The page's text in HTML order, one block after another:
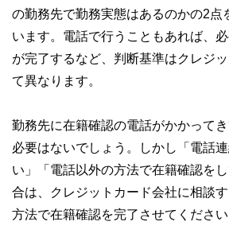
の勤務先で勤務実態はあるのかの2点
います。電話で行うこともあれば、
が完了するなど、判断基準はクレジ
て異なります。
勤務先に在籍確認の電話がかかって
必要はないでしょう。しかし「電話
い」「電話以外の方法で在籍確認を
合は、クレジットカード会社に相談
方法で在籍確認を完了させてください